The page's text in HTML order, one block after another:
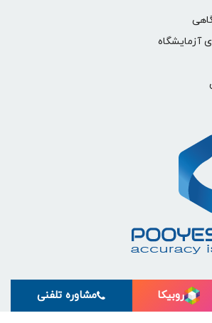
آزمایشگاه
روبیکا مشاوره تلفنی